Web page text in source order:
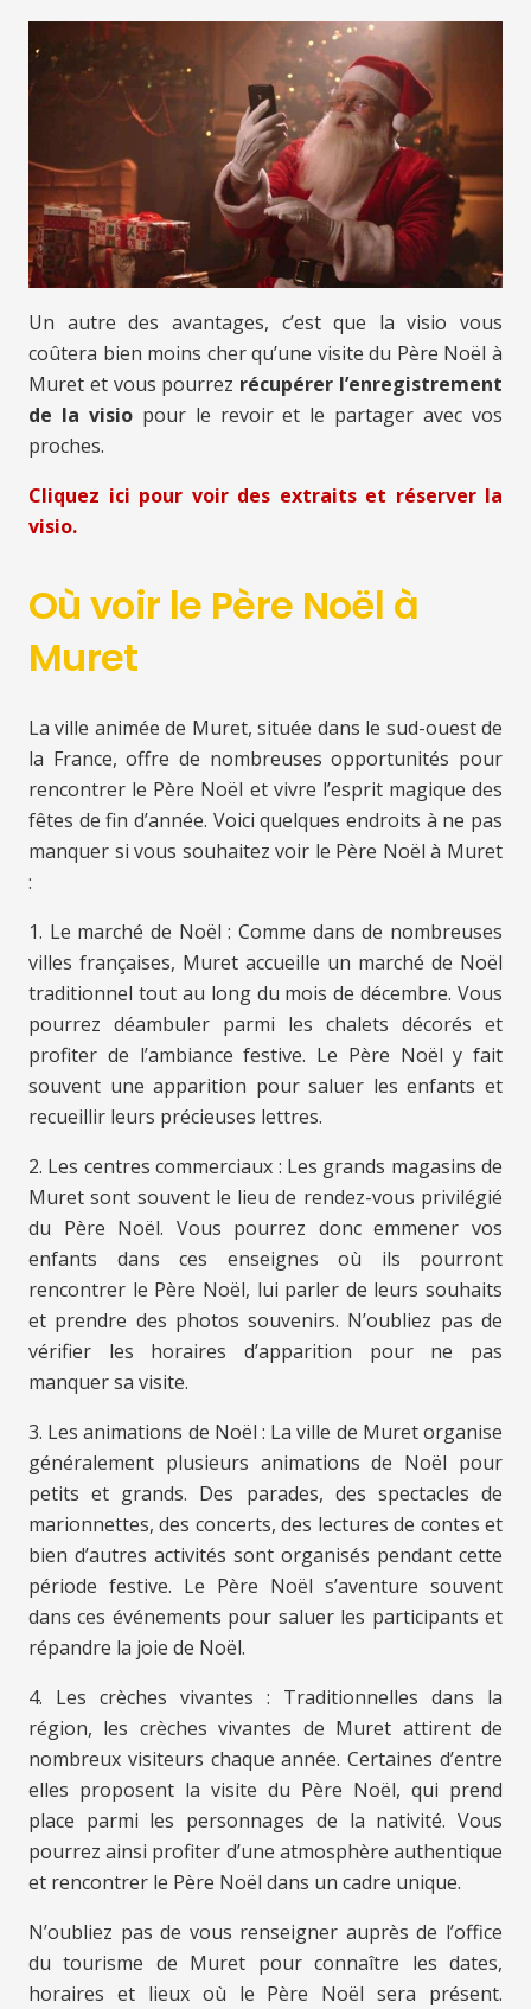
Un autre des avantages, c’est que la visio vous
coûtera bien moins cher qu’une visite du Père Noël à
Muret et vous pourrez récupérer l’enregistrement
de la visiopour le revoir et le partager avec vos
proches.
Cliquez ici pour voir des extraits et réserver la
visio.
Où voir le Père Noël à
Muret
La ville animée de Muret, située dans le sud-ouest de
la France, offre de nombreuses opportunités pour
rencontrer le Père Noël et vivre l’esprit magique des
fêtes de fin d’année. Voici quelques endroits à ne pas
manquer si vous souhaitez voir le Père Noël à Muret
:
1. Le marché de Noël : Comme dans de nombreuses
villes françaises, Muret accueille un marché de Noël
traditionnel tout au long du mois de décembre. Vous
pourrez déambuler parmi les chalets décorés et
profiter de l’ambiance festive. Le Père Noël y fait
souvent une apparition pour saluer les enfants et
recueillir leurs précieuses lettres.
2. Les centres commerciaux : Les grands magasins de
Muret sont souvent le lieu de rendez-vous privilégié
du Père Noël. Vous pourrez donc emmener vos
enfants dans ces enseignes où ils pourront
rencontrer le Père Noël, lui parler de leurs souhaits
et prendre des photos souvenirs. N’oubliez pas de
vérifier les horaires d’apparition pour ne pas
manquer sa visite.
3. Les animations de Noël : La ville de Muret organise
généralement plusieurs animations de Noël pour
petits et grands. Des parades, des spectacles de
marionnettes, des concerts, des lectures de contes et
bien d’autres activités sont organisés pendant cette
période festive. Le Père Noël s’aventure souvent
dans ces événements pour saluer les participants et
répandre la joie de Noël.
4. Les crèches vivantes : Traditionnelles dans la
région, les crèches vivantes de Muret attirent de
nombreux visiteurs chaque année. Certaines d’entre
elles proposent la visite du Père Noël, qui prend
place parmi les personnages de la nativité. Vous
pourrez ainsi profiter d’une atmosphère authentique
et rencontrer le Père Noël dans un cadre unique.
N’oubliez pas de vous renseigner auprès de l’office
du tourisme de Muret pour connaître les dates,
horaires et lieux où le Père Noël sera présent.